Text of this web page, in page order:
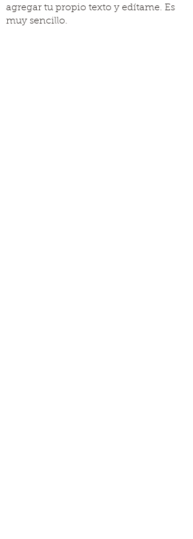
agregar tu propio texto y edítame. Es
muy sencillo.